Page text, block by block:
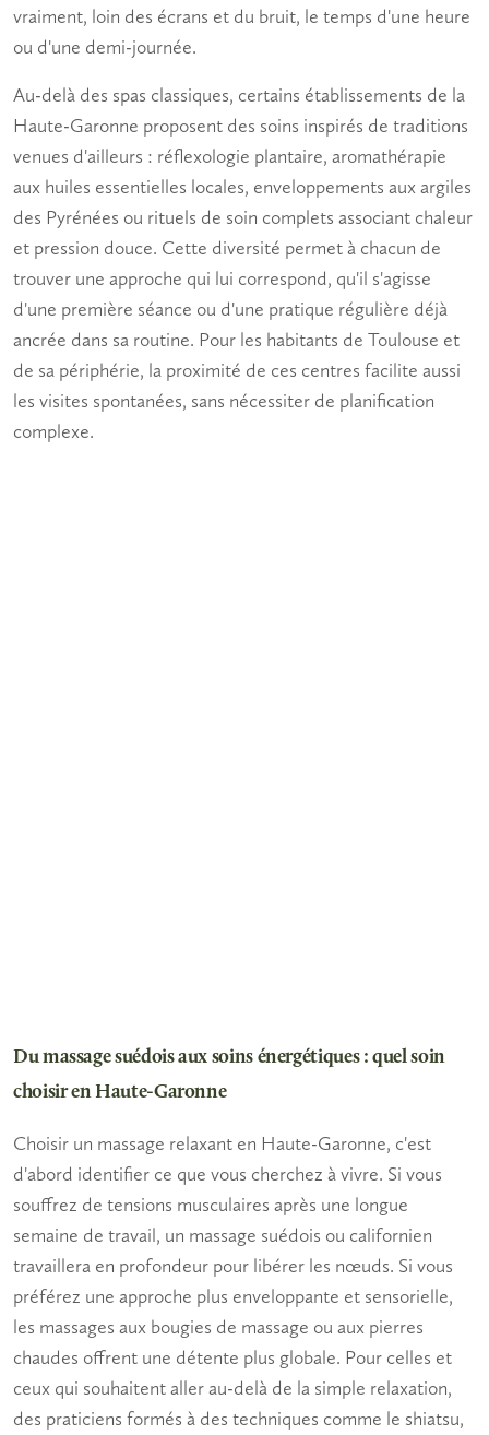
vraiment, loin des écrans et du bruit, le temps d'une heure
ou d'une demi-journée.
Au-delà des spas classiques, certains établissements de la
Haute-Garonne proposent des soins inspirés de traditions
venues d'ailleurs : réflexologie plantaire, aromathérapie
aux huiles essentielles locales, enveloppements aux argiles
des Pyrénées ou rituels de soin complets associant chaleur
et pression douce. Cette diversité permet à chacun de
trouver une approche qui lui correspond, qu'il s'agisse
d'une première séance ou d'une pratique régulière déjà
ancrée dans sa routine. Pour les habitants de Toulouse et
de sa périphérie, la proximité de ces centres facilite aussi
les visites spontanées, sans nécessiter de planification
complexe.
Du massage suédois aux soins énergétiques : quel soin
choisir en Haute-Garonne
Choisir un massage relaxant en Haute-Garonne, c'est
d'abord identifier ce que vous cherchez à vivre. Si vous
souffrez de tensions musculaires après une longue
semaine de travail, un massage suédois ou californien
travaillera en profondeur pour libérer les nœuds. Si vous
préférez une approche plus enveloppante et sensorielle,
les massages aux bougies de massage ou aux pierres
chaudes offrent une détente plus globale. Pour celles et
ceux qui souhaitent aller au-delà de la simple relaxation,
des praticiens formés à des techniques comme le shiatsu,